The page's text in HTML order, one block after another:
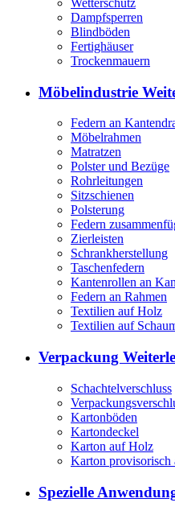
Wetterschutz
Dampfsperren
Blindböden
Fertighäuser
Trockenmauern
Möbelindustrie
Federn an
Möbelrahmen
Matratzen
Polster und Bezüge
Rohrleitungen
Sitzschienen
Polsterung
Federn
Zierleisten
Schrankherstellung
Taschenfedern
Kantenrollen an
Federn an Rahmen
Textilien auf Holz
Textilien auf
Verpackung
Schachtelverschluss
Kartonböden
Kartondeckel
Karton auf Holz
Karton provisorisch
Spezielle